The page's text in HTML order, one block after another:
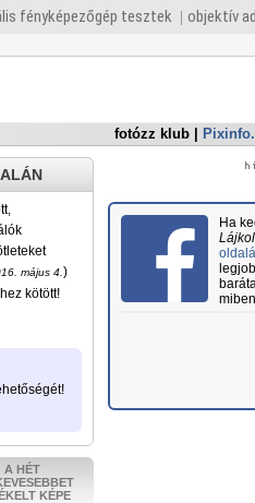
fényképezőgép tesztek objektív
fotózz klub
május 4. )
kötött!
A HÉT
KÉPE
Ha